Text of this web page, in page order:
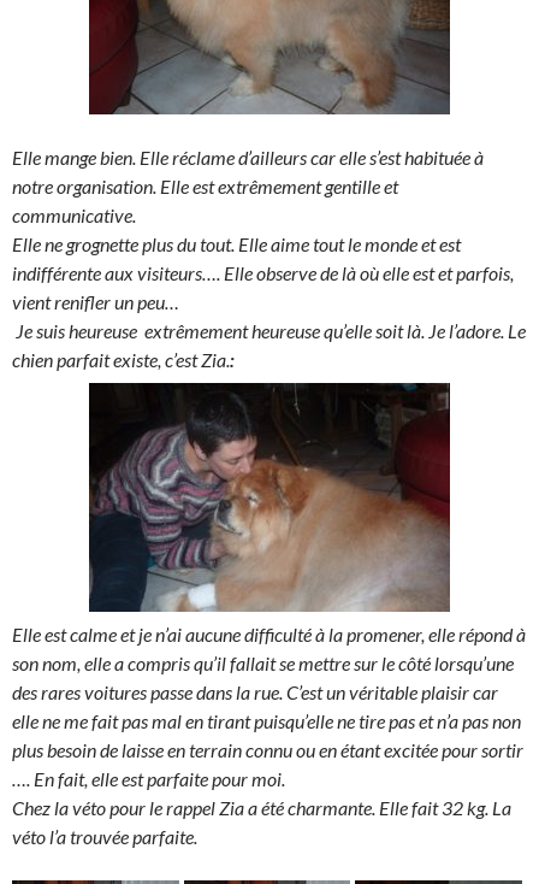
Elle mange bien. Elle réclame d’ailleurs car elle s’est habituée à
notre organisation. Elle est extrêmement gentille et
communicative.
Elle ne grognette plus du tout. Elle aime tout le monde et est
indifférente aux visiteurs…. Elle observe de là où elle est et parfois,
vient renifler un peu…
Je suis heureuse extrêmement heureuse qu’elle soit là. Je l’adore. Le
chien parfait existe, c’est Zia. :
Elle est calme et je n’ai aucune difficulté à la promener, elle répond à
son nom, elle a compris qu’il fallait se mettre sur le côté lorsqu’une
des rares voitures passe dans la rue. C’est un véritable plaisir car
elle ne me fait pas mal en tirant puisqu’elle ne tire pas et n’a pas non
plus besoin de laisse en terrain connu ou en étant excitée pour sortir
…. En fait, elle est parfaite pour moi.
Chez la véto pour le rappel Zia a été charmante. Elle fait 32 kg. La
véto l’a trouvée parfaite.